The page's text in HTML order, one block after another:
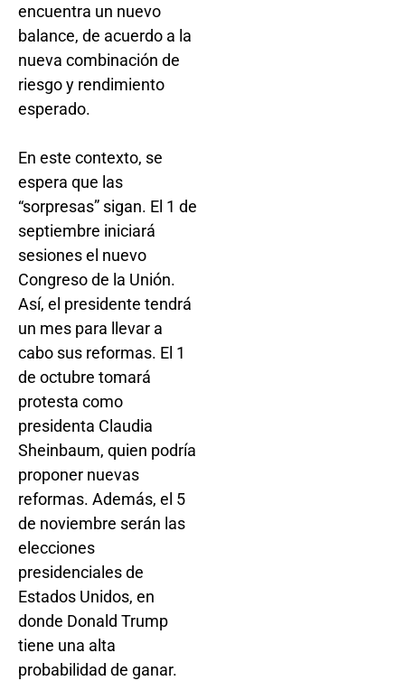
encuentra un nuevo
balance, de acuerdo a la
nueva combinación de
riesgo y rendimiento
esperado.
En este contexto, se
espera que las
“sorpresas” sigan. El 1 de
septiembre iniciará
sesiones el nuevo
Congreso de la Unión.
Así, el presidente tendrá
un mes para llevar a
cabo sus reformas. El 1
de octubre tomará
protesta como
presidenta Claudia
Sheinbaum, quien podría
proponer nuevas
reformas. Además, el 5
de noviembre serán las
elecciones
presidenciales de
Estados Unidos, en
donde Donald Trump
tiene una alta
probabilidad de ganar.